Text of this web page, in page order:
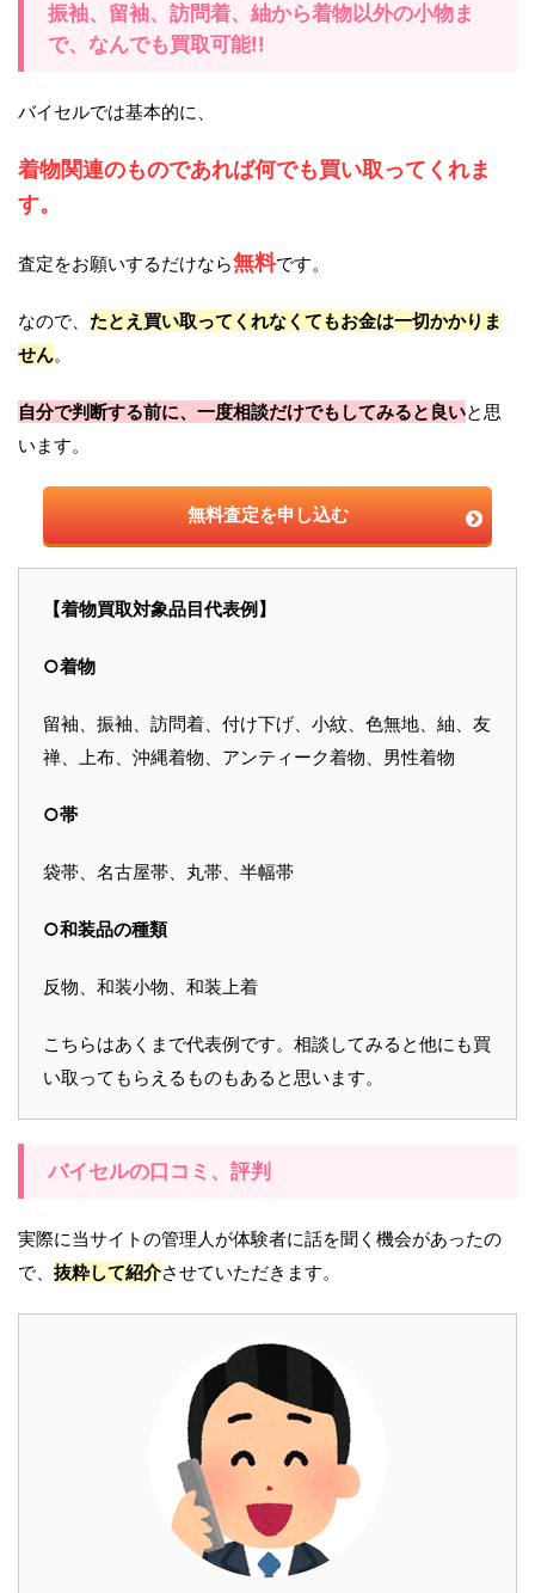
振袖、留袖、訪問着、紬から着物以外の小物ま
で、なんでも買取可能!!
バイセルでは基本的に、
着物関連のものであれば何でも買い取ってくれま
す。
査定をお願いするだけなら無料です。
なので、 たとえ買い取ってくれなくてもお金は一切かかりま
せん。
自分で判断する前に、一度相談だけでもしてみると良いと思
います。
無料査定を申し込む
【着物買取対象品目代表例】
○着物
留袖、振袖、訪問着、付け下げ、小紋、色無地、紬、友
禅、上布、沖縄着物、アンティーク着物、男性着物
○帯
袋帯、名古屋帯、丸帯、半幅帯
○和装品の種類
反物、和装小物、和装上着
こちらはあくまで代表例です。相談してみると他にも買
い取ってもらえるものもあると思います。
バイセルの口コミ、評判
実際に当サイトの管理人が体験者に話を聞く機会があったの
で、 抜粋して紹介させていただきます。